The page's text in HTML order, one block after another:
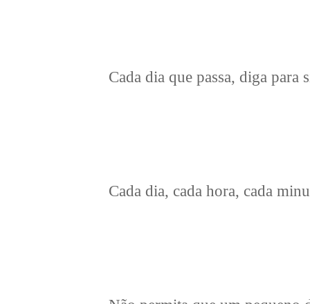
Cada dia que passa, diga para
Cada dia, cada hora, cada